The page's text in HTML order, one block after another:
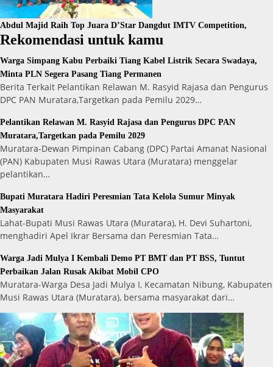
Abdul Majid Raih Top Juara D’Star Dangdut IMTV Competition,
Rekomendasi untuk kamu
Warga Simpang Kabu Perbaiki Tiang Kabel Listrik Secara Swadaya,
Minta PLN Segera Pasang Tiang Permanen
Berita Terkait Pelantikan Relawan M. Rasyid Rajasa dan Pengurus
DPC PAN Muratara,Targetkan pada Pemilu 2029…
Pelantikan Relawan M. Rasyid Rajasa dan Pengurus DPC PAN
Muratara,Targetkan pada Pemilu 2029
Muratara-Dewan Pimpinan Cabang (DPC) Partai Amanat Nasional
(PAN) Kabupaten Musi Rawas Utara (Muratara) menggelar
pelantikan…
Bupati Muratara Hadiri Peresmian Tata Kelola Sumur Minyak
Masyarakat
Lahat-Bupati Musi Rawas Utara (Muratara), H. Devi Suhartoni,
menghadiri Apel Ikrar Bersama dan Peresmian Tata…
Warga Jadi Mulya I Kembali Demo PT BMT dan PT BSS, Tuntut
Perbaikan Jalan Rusak Akibat Mobil CPO
Muratara-Warga Desa Jadi Mulya I, Kecamatan Nibung, Kabupaten
Musi Rawas Utara (Muratara), bersama masyarakat dari…